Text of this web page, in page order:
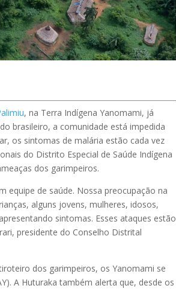
, na Terra Indígena Yanomami, já
brasileiro, a comunidade está impedida
os sintomas de malária estão cada vez
do Distrito Especial de Saúde Indígena
dos garimpeiros.
equipe de saúde. Nossa preocupação na
alguns jovens, mulheres, idosos,
sintomas. Esses ataques estão
presidente do Conselho Distrital
dos garimpeiros, os Yanomami se
A Huturaka também alerta que, desde os